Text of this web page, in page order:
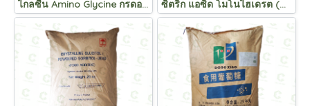
ไกลซีน Amino Glycine กรดอะมิโนไกลซีน C₆H₅NO₂ ซิตริก แอซิด โมโนไฮเดรต (Citric Acid Monohydrate) กรดมะนาว , กรดซิตริก